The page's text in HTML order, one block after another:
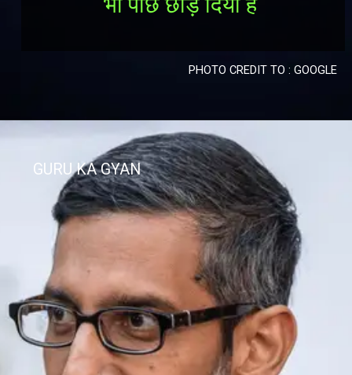
PHOTO CREDIT TO : GOOGLE
GURU KA GYAN